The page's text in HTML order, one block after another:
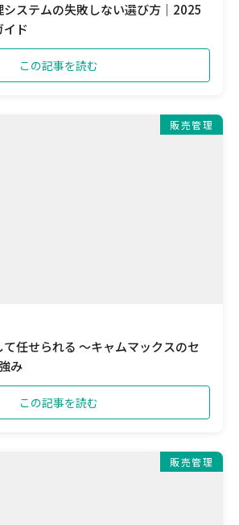
ステムの失敗しない選び方｜2025
ド
この記事を読む
販売管理
任せられる ～キャムマックスのセ
み
この記事を読む
販売管理